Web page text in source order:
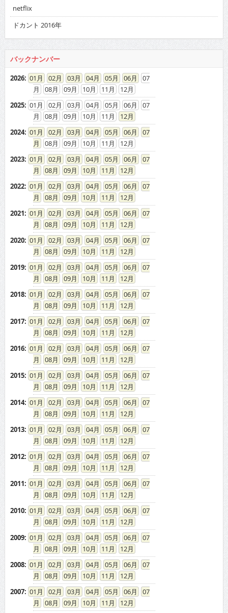
netflix
ドカント 2016年
バックナンバー
2026: 01 02 03 04 05 06
07
08
09 10 11
12
2025: 01 02 03 04 05 06
07
08
09 10 11
12
2024: 01 02 03 04 05 06
07
08
09 10 11
12
2023: 01 02 03 04 05 06
07
08
09 10 11
12
2022: 01 02 03 04 05 06
07
08
09 10 11
12
2021: 01 02 03 04 05 06
07
08
09 10 11
12
2020: 01 02 03 04 05 06
07
08
09 10 11
12
2019: 01 02 03 04 05 06
07
08
09 10 11
12
2018: 01 02 03 04 05 06
07
08
09 10 11
12
2017: 01 02 03 04 05 06
07
08
09 10 11
12
2016: 01 02 03 04 05 06
07
08
09 10 11
12
2015: 01 02 03 04 05 06
07
08
09 10 11
12
2014: 01 02 03 04 05 06
07
08
09 10 11
12
2013: 01 02 03 04 05 06
07
08
09 10 11
12
2012: 01 02 03 04 05 06
07
08
09 10 11
12
2011: 01 02 03 04 05 06
07
08
09 10 11
12
2010: 01 02 03 04 05 06
07
08
09 10 11
12
2009: 01 02 03 04 05 06
07
08
09 10 11
12
2008: 01 02 03 04 05 06
07
08
09 10 11
12
2007: 01 02 03 04 05 06
07
08
09 10 11
12